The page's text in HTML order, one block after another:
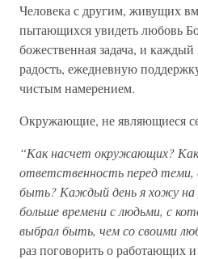
Человека с другим, живущих
пытающихся увидеть любовь
божественная задача, и
радость, ежедневную
чистым намерением.
Окружающие, не являющиеся
“Как насчет окружающих?
ответственность перед теми,
быть? Каждый день я хожу на
больше времени с людьми, с
выбрал быть, чем со своими
раз поговорить о работающих